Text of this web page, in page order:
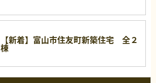
【新着】富山市住友町新築住宅 全２
棟